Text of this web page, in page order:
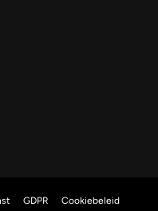
GDPR
Cookiebeleid